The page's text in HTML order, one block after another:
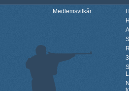
Medlemsvilkår